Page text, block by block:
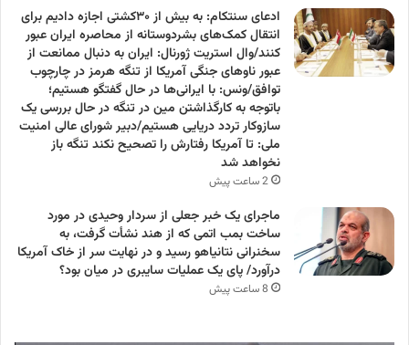
ادعای سنتکام: به بیش از ۳۰کشتی اجازه دادیم برای
انتقال کمک‌های بشردوستانه از محاصره ایران عبور
کنند/وال استریت ژورنال: ایران به دنبال ممانعت از
عبور ناوهای جنگی آمریکا از تنگه هرمز در چارچوب
توافق/ونس: با ایرانی‌ها در حال گفتگو هستیم؛
باتوجه به کارگذاشتن مین در تنگه در حال بررسی یک
سازوکار تردد دریایی هستیم/دبیر شورای عالی امنیت
ملی: تا آمریکا رفتارش را تصحیح نکند تنگه باز
نخواهد شد
2 ساعت پیش
ماجرای یک خبر جعلی از سردار وحیدی در مورد
ساخت بمب اتمی که از هند نشأت گرفت، به
سخنرانی نتانیاهو رسید و در نهایت سر از خاک آمریکا
درآورد/ پای یک عملیات سایبری در میان بود؟
8 ساعت پیش